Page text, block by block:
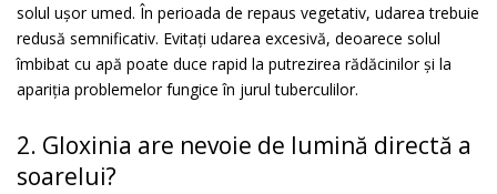
solul ușor umed. În perioada de repaus vegetativ, udarea trebuie
redusă semnificativ. Evitați udarea excesivă, deoarece solul
îmbibat cu apă poate duce rapid la putrezirea rădăcinilor și la
apariția problemelor fungice în jurul tuberculilor.
2. Gloxinia are nevoie de lumină directă a
soarelui?